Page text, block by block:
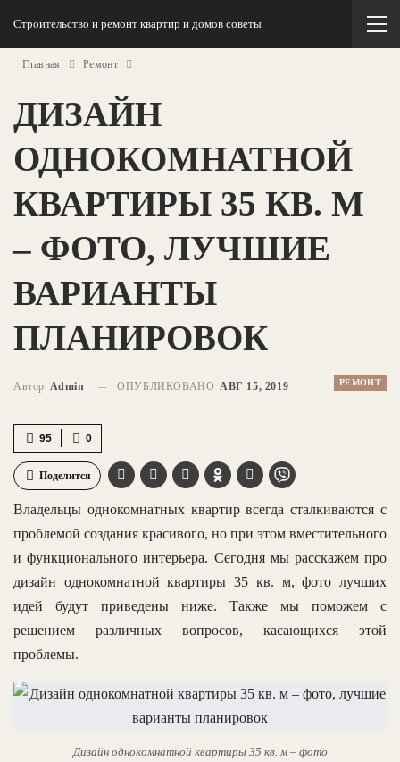
Строительство и ремонт квартир и домов советы
Главная Ремонт
ДИЗАЙН
ОДНОКОМНАТНОЙ
КВАРТИРЫ 35 КВ. М
– ФОТО, ЛУЧШИЕ
ВАРИАНТЫ
ПЛАНИРОВОК
РЕМОНТ
Автор Admin ОПУБЛИКОВАНО АВГ 15, 2019
0
95
Поделится
Владельцы однокомнатных квартир всегда сталкиваются с
проблемой создания красивого, но при этом вместительного
и функционального интерьера. Сегодня мы расскажем про
дизайн однокомнатной квартиры 35 кв. м, фото лучших
идей будут приведены ниже. Также мы поможем с
решением различных вопросов, касающихся этой
проблемы.
Дизайн однокомнатной квартиры 35 кв. м – фото